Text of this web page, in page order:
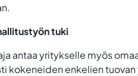
tuki
antaa yritykselle myös
kokeneiden enkelien